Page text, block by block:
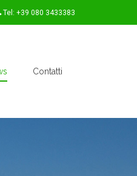
Tel: +39 080 3433383
Contatti